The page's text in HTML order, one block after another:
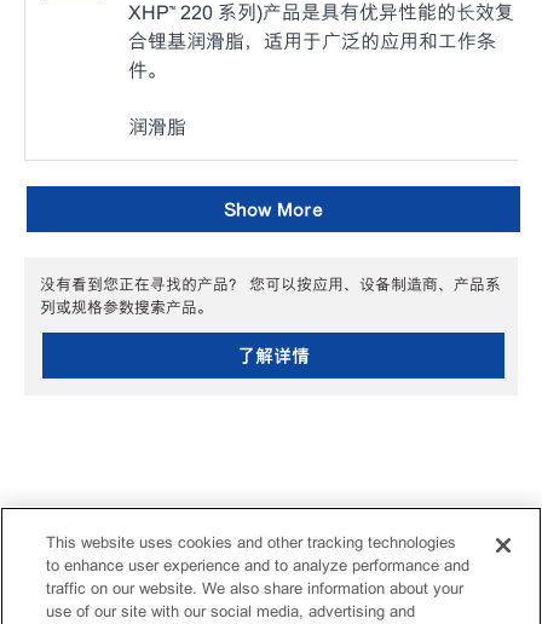
XHP™ 220 系列)产品是具有优异性能的长效复
合锂基润滑脂，适用于广泛的应用和工作条
件。
润滑脂
Show More
没有看到您正在寻找的产品？ 您可以按应用、设备制造商、产品系
列或规格参数搜索产品。
了解详情
This website uses cookies and other tracking technologies
to enhance user experience and to analyze performance and
traffic on our website. We also share information about your
use of our site with our social media, advertising and